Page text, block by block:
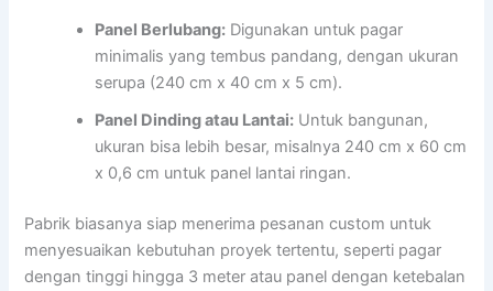
Panel Berlubang: Digunakan untuk pagar
minimalis yang tembus pandang, dengan ukuran
serupa (240 cm x 40 cm x 5 cm).
Panel Dinding atau Lantai: Untuk bangunan,
ukuran bisa lebih besar, misalnya 240 cm x 60 cm
x 0,6 cm untuk panel lantai ringan.
Pabrik biasanya siap menerima pesanan custom untuk
menyesuaikan kebutuhan proyek tertentu, seperti pagar
dengan tinggi hingga 3 meter atau panel dengan ketebalan